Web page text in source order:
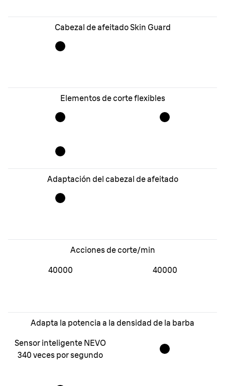
Cabezal de afeitado Skin Guard
Elementos de corte flexibles
Adaptación del cabezal de afeitado
Acciones de corte/min
40000
40000
Adapta la potencia a la densidad de la barba
Sensor inteligente NEVO
340 veces por segundo